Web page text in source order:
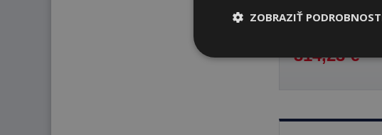
Nie je skladom
314,23 €
ZOBRAZIŤ